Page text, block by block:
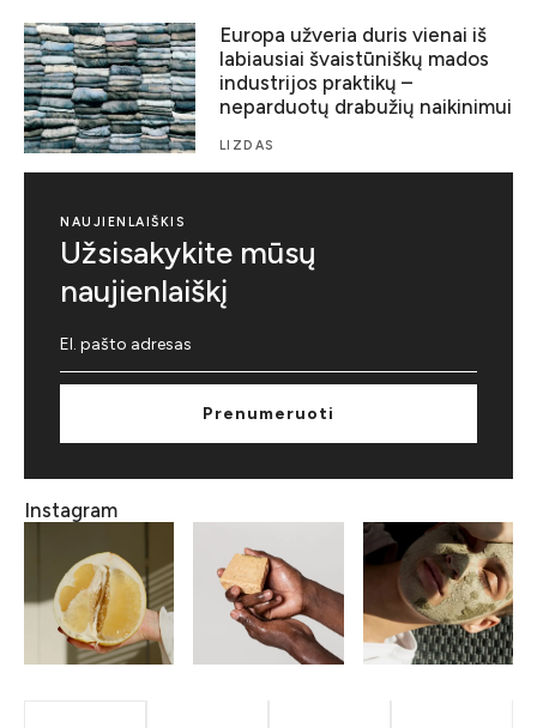
Europa užveria duris vienai iš
labiausiai švaistūniškų mados
industrijos praktikų –
neparduotų drabužių naikinimui
LIZDAS
NAUJIENLAIŠKIS
Užsisakykite mūsų
naujienlaiškį
Prenumeruoti
Instagram